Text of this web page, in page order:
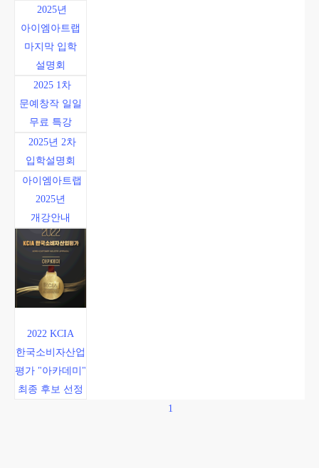
2025년
아이엠아트랩
마지막 입학
설명회
2025 1차
문예창작 일일
무료 특강
2025년 2차
입학설명회
아이엠아트랩
2025년
개강안내
2022 KCIA
한국소비자산업
평가 "아카데미"
최종 후보 선정
1